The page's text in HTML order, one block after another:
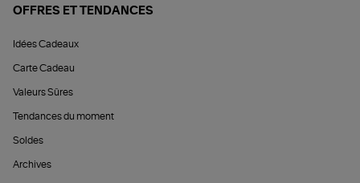
OFFRES ET TENDANCES
Idées Cadeaux
Carte Cadeau
Valeurs Sûres
Tendances du moment
Soldes
Archives